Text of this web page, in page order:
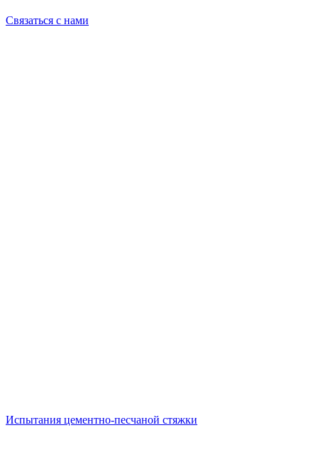
Связаться с нами
Испытания цементно-песчаной стяжки